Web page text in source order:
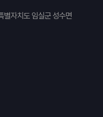
별자치도 임실군 성수면